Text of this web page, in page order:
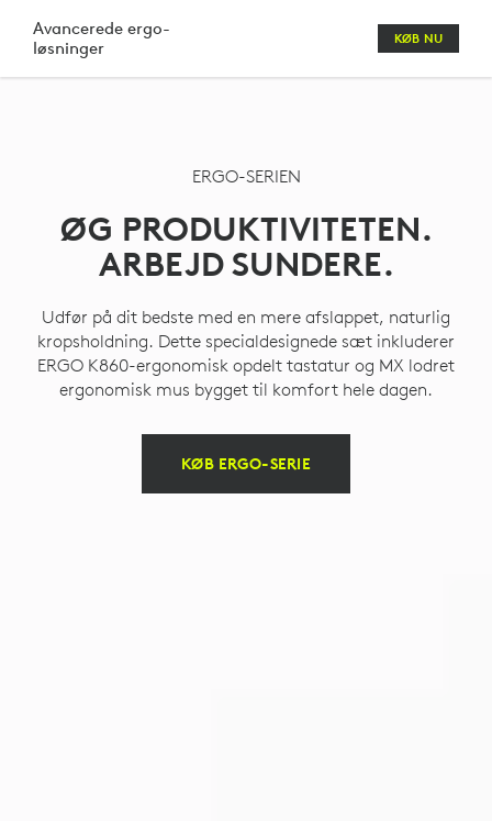
SÆT
MED
HEADSET
WEBKAMERA
Avancerede ergo-
løsninger
KØB NU
ERGO-SERIEN
ØG PRODUKTIVITETEN.
ARBEJD SUNDERE.
Udfør på dit bedste med en mere afslappet, naturlig
kropsholdning. Dette specialdesignede sæt inkluderer
ERGO K860-ergonomisk opdelt tastatur og MX lodret
ergonomisk mus bygget til komfort hele dagen.
KØB ERGO-SERIE